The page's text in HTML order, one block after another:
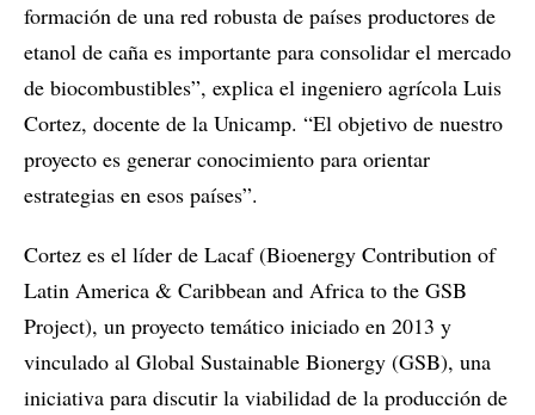
formación de una red robusta de países productores de
etanol de caña es importante para consolidar el mercado
de biocombustibles”, explica el ingeniero agrícola Luis
Cortez, docente de la Unicamp. “El objetivo de nuestro
proyecto es generar conocimiento para orientar
estrategias en esos países”.
Cortez es el líder de Lacaf (Bioenergy Contribution of
Latin America & Caribbean and Africa to the GSB
Project), un proyecto temático iniciado en 2013 y
vinculado al Global Sustainable Bionergy (GSB), una
iniciativa para discutir la viabilidad de la producción de